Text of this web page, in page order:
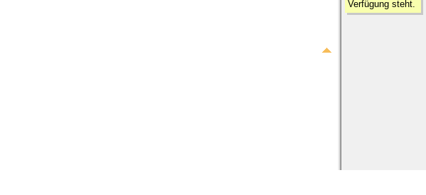
Verfügung steht.